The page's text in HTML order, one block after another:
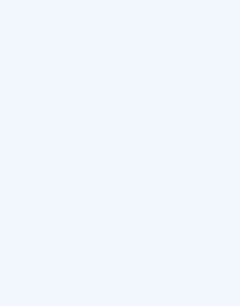
eğitim seni bekliyor!